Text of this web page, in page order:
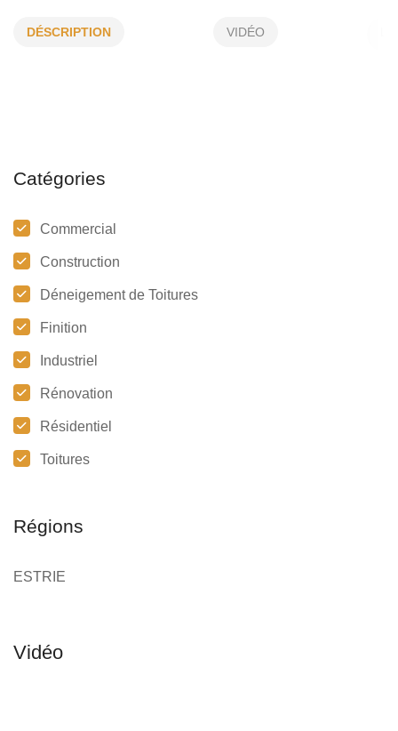
ART
DÉSCRIPTION VIDÉO
Catégories
Commercial
Construction
Déneigement de Toitures
Finition
Industriel
Rénovation
Résidentiel
Toitures
Régions
ESTRIE